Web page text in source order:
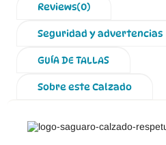
Reviews(0)
Seguridad y advertencias
GUÍA DE TALLAS
Sobre este Calzado